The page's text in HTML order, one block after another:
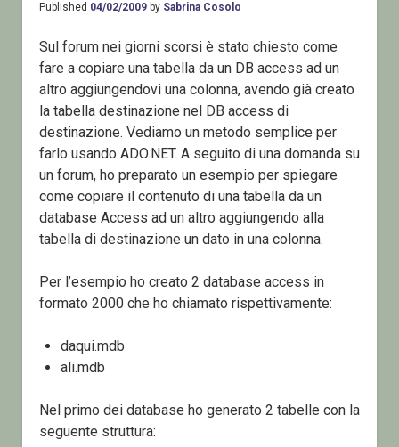
Published 04/02/2009by Sabrina Cosolo
Sul forum nei giorni scorsi è stato chiesto come
fare a copiare una tabella da un DB access ad un
altro aggiungendovi una colonna, avendo già creato
la tabella destinazione nel DB access di
destinazione. Vediamo un metodo semplice per
farlo usando ADO.NET. A seguito di una domanda su
un forum, ho preparato un esempio per spiegare
come copiare il contenuto di una tabella da un
database Access ad un altro aggiungendo alla
tabella di destinazione un dato in una colonna.
Per l’esempio ho creato 2 database access in
formato 2000 che ho chiamato rispettivamente:
daqui.mdb
ali.mdb
Nel primo dei database ho generato 2 tabelle con la
seguente struttura: